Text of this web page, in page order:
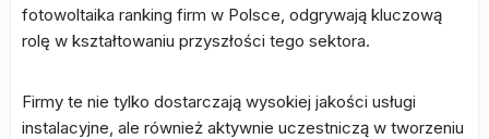
fotowoltaika ranking firm w Polsce, odgrywają kluczową
rolę w kształtowaniu przyszłości tego sektora.
Firmy te nie tylko dostarczają wysokiej jakości usługi
instalacyjne, ale również aktywnie uczestniczą w tworzeniu